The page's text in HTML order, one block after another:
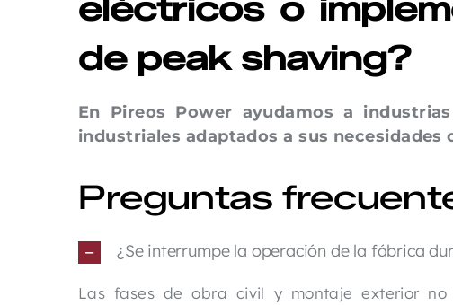
eléctricos o
de peak shaving?
En Pireos Power ayudamos a
industriales adaptados a sus necesidades
Preguntas
¿Se interrumpe la operación de la fábrica
Las fases de obra civil y montaje exterior